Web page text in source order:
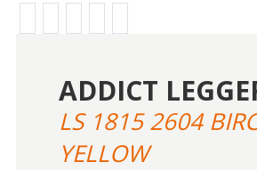
ADDICT
LS 1815 2604
YELLOW